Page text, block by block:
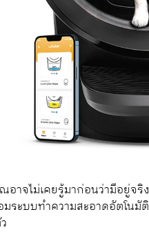
จไม่เคยรู้มาก่อนว่ามีอยู่จริง
ระบบทำความสะอาดอัตโนมั